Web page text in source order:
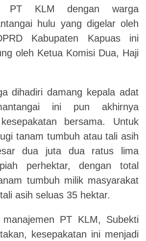
PT KLM dengan warga
hulu yang digelar oleh
Kabupaten Kapuas ini
oleh Ketua Komisi Dua, Haji
dihadiri damang kepala adat
ini pun akhirnya
bersama. Untuk
tanam tumbuh atau tali asih
dua juta dua ratus lima
perhektar, dengan total
tumbuh milik masyarakat
asih seluas 35 hektar.
PT KLM, Subekti
kesepakatan ini menjadi